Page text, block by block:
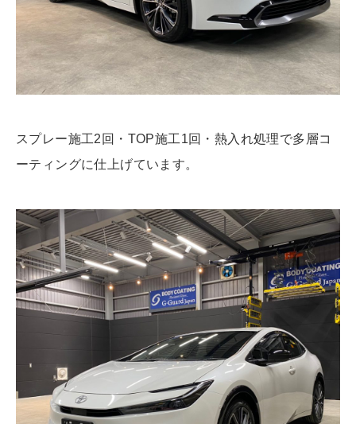
スプレー施工2回・TOP施工1回・熱入れ処理で多層コ
ーティングに仕上げています。